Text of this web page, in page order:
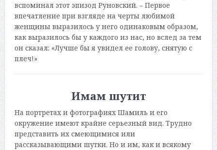
вспоминал этот эпизод Руновский. – Первое
впечатление при взгляде на черты любимой
женщины выразилось у него одинаковым образом,
как выразилось бы у каждого из нас, но вслед за тем
он сказал: «Лучше бы я увидел ее голову, снятую с
плеч!»
Имам шутит
На портретах и фотографиях Шамиль и его
окружение имеют крайне серьезный вид. Трудно
представить их смеющимися или
рассказывающими шутки. Но и им, как и всякому